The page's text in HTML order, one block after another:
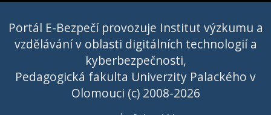
Portál E-Bezpečí provozuje Institut výzkumu a
vzdělávání v oblasti digitálních technologií a
kyberbezpečnosti,
Pedagogická fakulta Univerzity Palackého v
Olomouci (c) 2008-2026